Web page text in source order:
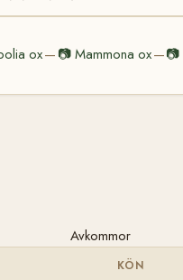
ox— 📷Mammona ox—📷
Avkommor
KÖN